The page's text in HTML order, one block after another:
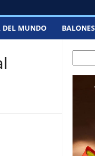
DEL MUNDO BALONES